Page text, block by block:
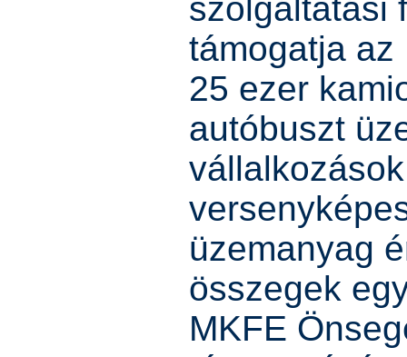
szolgáltatási
támogatja az
25 ezer
autóbuszt
vállalkozások
üzemanyag
összegek
MKFE